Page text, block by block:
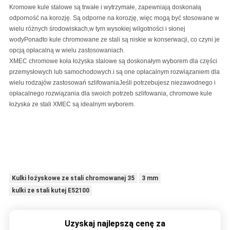
Kromowe kule stalowe są trwałe i wytrzymałe, zapewniają doskonałą
odporność na korozję. Są odporne na korozję, więc mogą być stosowane w
wielu różnych środowiskach,w tym wysokiej wilgotności i słonej
wodyPonadto kule chromowane ze stali są niskie w konserwacji, co czyni je
opcją opłacalną w wielu zastosowaniach.
XMEC chromowe koła łożyska stalowe są doskonałym wyborem dla części
przemysłowych lub samochodowych.i są one opłacalnym rozwiązaniem dla
wielu rodzajów zastosowań szlifowaniaJeśli potrzebujesz niezawodnego i
opłacalnego rozwiązania dla swoich potrzeb szlifowania, chromowe kule
łożyska ze stali XMEC są idealnym wyborem.
Kulki łożyskowe ze stali chromowanej 35
3 mm
kulki ze stali kutej E52100
Uzyskaj najlepszą cenę za